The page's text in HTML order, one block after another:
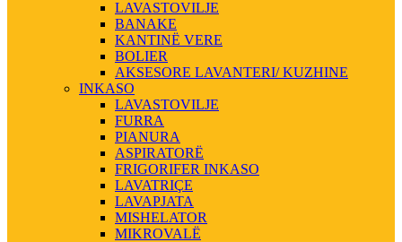
LAVASTOVILJE
BANAKE
KANTINË VERE
BOLIER
AKSESORE LAVANTERI/ KUZHINE
INKASO
LAVASTOVILJE
FURRA
PIANURA
ASPIRATORË
FRIGORIFER INKASO
LAVATRIÇE
LAVAPJATA
MISHELATOR
MIKROVALË